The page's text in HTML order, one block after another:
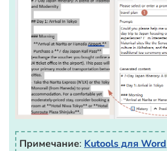
Примечание: Kutools для Word